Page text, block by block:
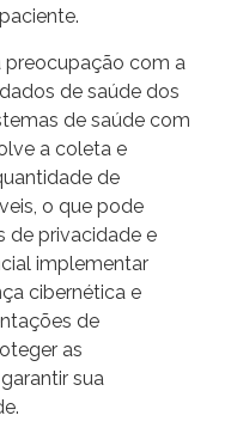
preocupação com a
de saúde dos
de saúde com
a coleta e
de
o que pode
de privacidade e
implementar
cibernética e
de
as
sua